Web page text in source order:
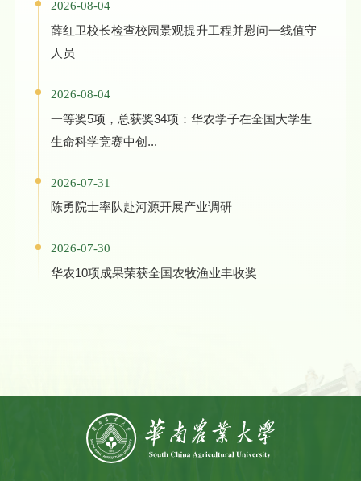
2026-08-04
薛红卫校长检查校园景观提升工程并慰问一线值守
人员
2026-08-04
一等奖5项，总获奖34项：华农学子在全国大学生
生命科学竞赛中创...
2026-07-31
陈勇院士率队赴河源开展产业调研
2026-07-30
华农10项成果荣获全国农牧渔业丰收奖